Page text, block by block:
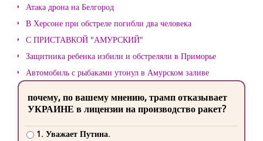
Атака дрона на Белгород
В Херсоне при обстреле погибли два человека
С ПРИСТАВКОЙ "АМУРСКИЙ"
Защитника ребенка избили и обстреляли в Приморье
Автомобиль с рыбаками утонул в Амурском заливе
почему, по вашему мнению, трамп отказывает
УКРАИНЕ в лицензии на производство ракет?
1. Уважает Путина.